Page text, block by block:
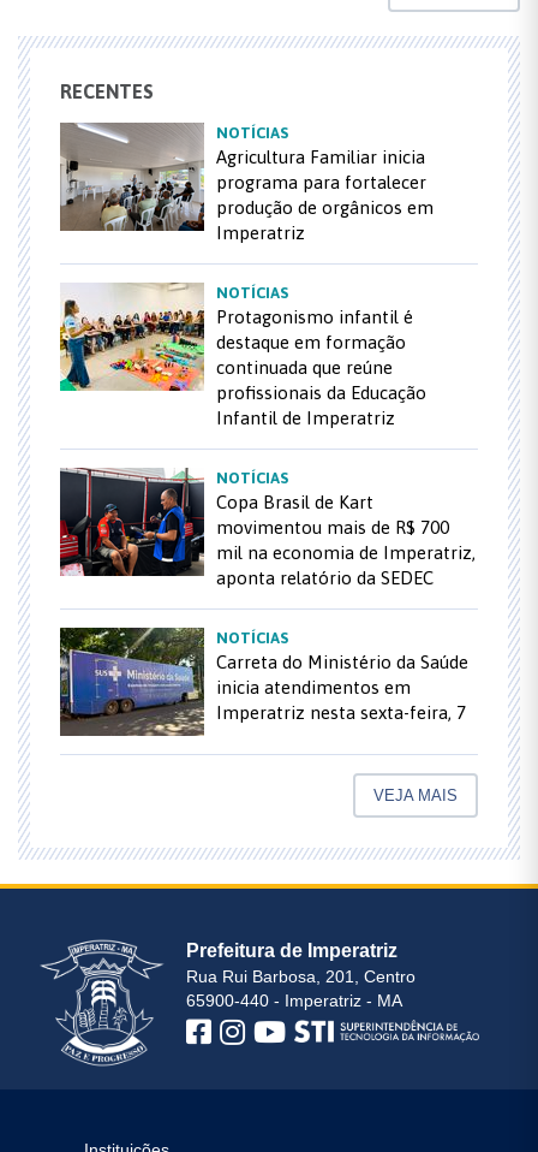
RECENTES
NOTÍCIAS
Agricultura Familiar inicia
programa para fortalecer
produção de orgânicos em
Imperatriz
NOTÍCIAS
Protagonismo infantil é
destaque em formação
continuada que reúne
profissionais da Educação
Infantil de Imperatriz
NOTÍCIAS
Copa Brasil de Kart
movimentou mais de R$ 700
mil na economia de Imperatriz,
aponta relatório da SEDEC
NOTÍCIAS
Carreta do Ministério da Saúde
inicia atendimentos em
Imperatriz nesta sexta-feira, 7
VEJA MAIS
Prefeitura de Imperatriz
Rua Rui Barbosa, 201, Centro
65900-440 - Imperatriz - MA